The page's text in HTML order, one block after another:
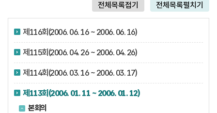
제116회(2006. 06. 16 ~ 2006. 06. 16)
제115회(2006. 04. 26 ~ 2006. 04. 26)
제114회(2006. 03. 16 ~ 2006. 03. 17)
제113회(2006. 01. 11 ~ 2006. 01. 12)
전체목록접기 전체목록펼치기
본회의